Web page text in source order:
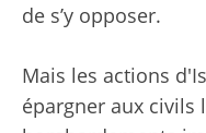
de s’y opposer.
Mais les actions
épargner aux civils